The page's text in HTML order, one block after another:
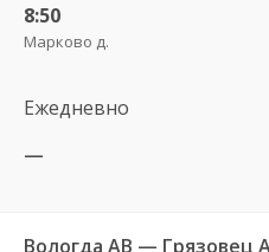
8:50
Марково д.
Ежедневно
—
Вологда АВ — Грязовец